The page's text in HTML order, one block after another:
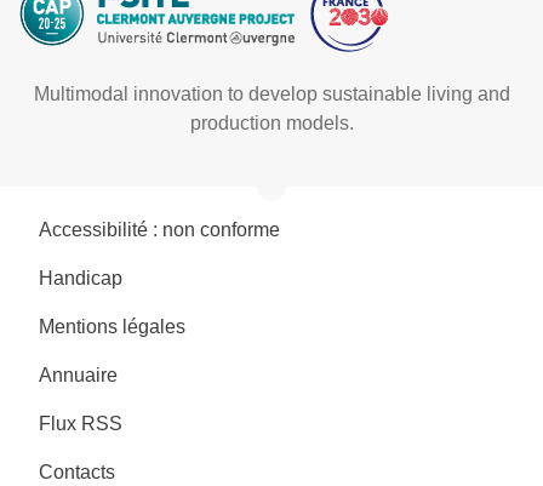
Multimodal innovation to develop sustainable living and
production models.
Accessibilité : non conforme
Handicap
Mentions légales
Annuaire
Flux RSS
Contacts